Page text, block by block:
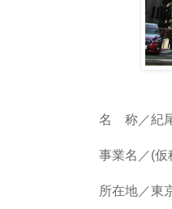
名 称／紀
事業名／(仮
所在地／東